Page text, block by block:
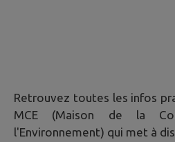
Retrouvez toutes les infos
MCE (Maison de la
l'Environnement) qui met à